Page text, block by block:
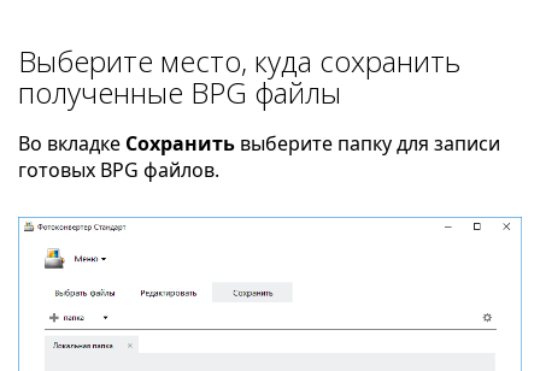
Выберите место, куда сохранить
полученные BPG файлы
Во вкладке Сохранить выберите папку для записи
готовых BPG файлов.